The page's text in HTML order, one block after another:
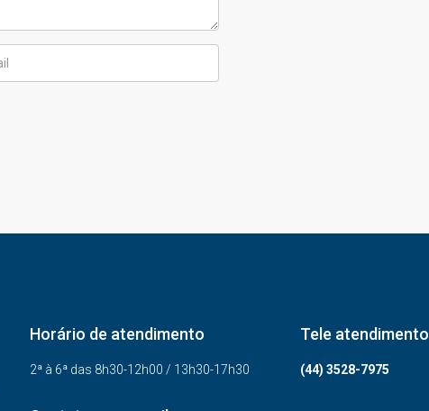
Horário de atendimento
2ª à 6ª das 8h30-12h00 / 13h30-17h30
Tele atendimento
(44) 3528-7975